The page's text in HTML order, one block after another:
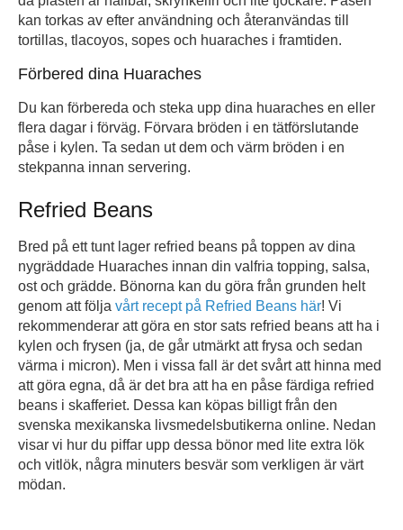
kan torkas av efter användning och återanvändas till
tortillas, tlacoyos, sopes och huaraches i framtiden.
Förbered dina Huaraches
Du kan förbereda och steka upp dina huaraches en eller
flera dagar i förväg. Förvara bröden i en tätförslutande
påse i kylen. Ta sedan ut dem och värm bröden i en
stekpanna innan servering.
Refried Beans
Bred på ett tunt lager refried beans på toppen av dina
nygräddade Huaraches innan din valfria topping, salsa,
ost och grädde. Bönorna kan du göra från grunden helt
genom att följa vårt recept på Refried Beans här! Vi
rekommenderar att göra en stor sats refried beans att ha i
kylen och frysen (ja, de går utmärkt att frysa och sedan
värma i micron). Men i vissa fall är det svårt att hinna med
att göra egna, då är det bra att ha en påse färdiga refried
beans i skafferiet. Dessa kan köpas billigt från den
svenska mexikanska livsmedelsbutikerna online. Nedan
visar vi hur du piffar upp dessa bönor med lite extra lök
och vitlök, några minuters besvär som verkligen är värt
mödan.